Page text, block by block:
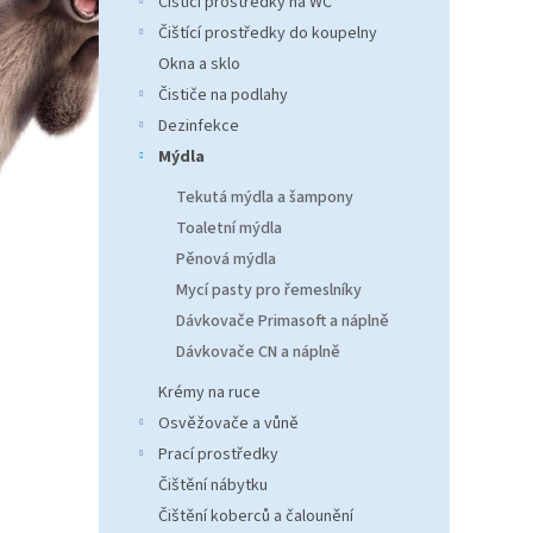
n
e
l
Čištící prostředky do koupelny
Okna a sklo
Čističe na podlahy
Dezinfekce
Mýdla
Tekutá mýdla a šampony
Toaletní mýdla
Pěnová mýdla
Mycí pasty pro řemeslníky
Dávkovače Primasoft a náplně
Dávkovače CN a náplně
Krémy na ruce
Osvěžovače a vůně
Prací prostředky
Čištění nábytku
Čištění koberců a čalounění